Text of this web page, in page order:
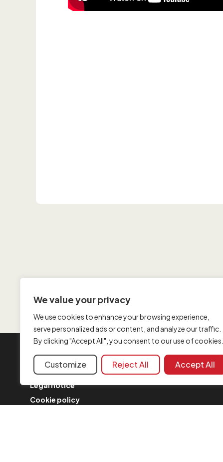
We value your privacy
We use cookies to enhance your browsing experience,
serve personalized ads or content, and analyze our traffic.
By clicking "Accept All", you consent to our use of cookies.
Customize Reject All Accept All
INFORMATION
Contact us
Legal notice
Cookie policy